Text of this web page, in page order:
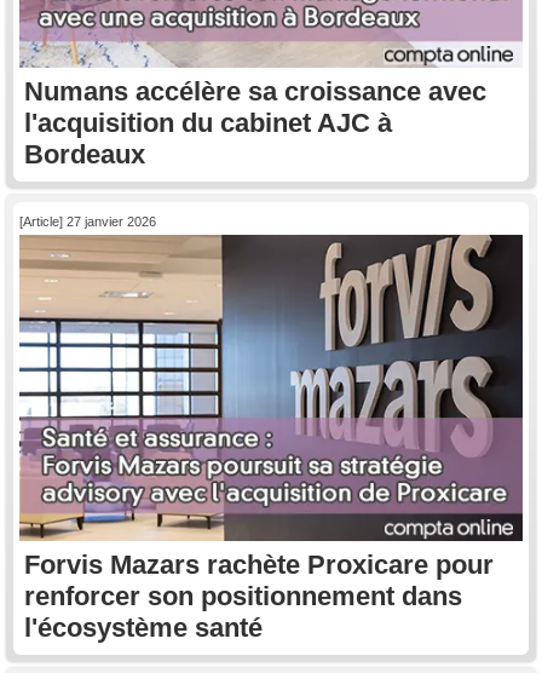
Numans accélère sa croissance avec
l'acquisition du cabinet AJC à
Bordeaux
[Article] 27 janvier 2026
Forvis Mazars rachète Proxicare pour
renforcer son positionnement dans
l'écosystème santé